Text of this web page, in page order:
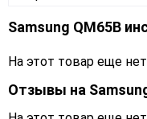
Samsung QM65B
На этот товар еще
Отзывы на